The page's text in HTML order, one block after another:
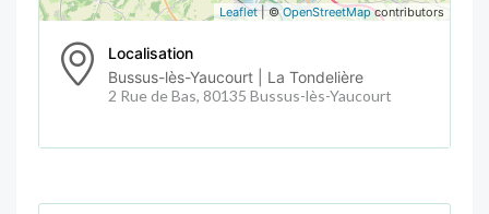
Leaflet| ©OpenStreetMapcontributors
Localisation
Bussus-lès-Yaucourt | La Tondelière
2 Rue de Bas, 80135 Bussus-lès-Yaucourt